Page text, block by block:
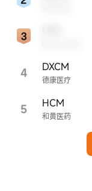
4 德康医疗
DXCM
5 和黄医药
HCM